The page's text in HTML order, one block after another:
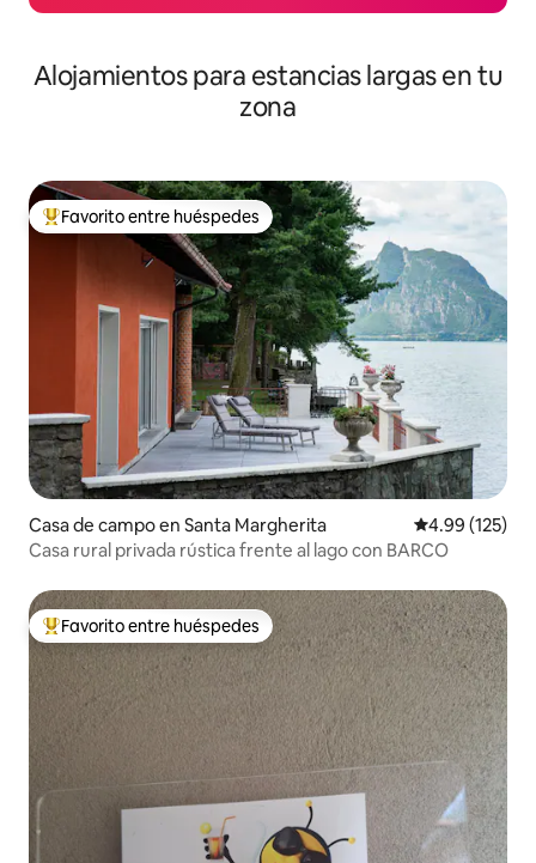
Alojamientos para estancias largas en tu
zona
De los mejores en Favorito entre huéspedes
Favorito entre huéspedes
Casa de campo en Santa Margherita Calificación
4.99 (125)
Casa rural privada rústica frente al lago con BARCO
De los mejores en Favorito entre huéspedes
Favorito entre huéspedes